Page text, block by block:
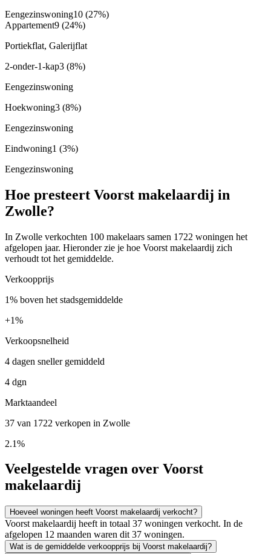
Eengezinswoning10 (27%)
Appartement9 (24%)
Portiekflat, Galerijflat
2-onder-1-kap3 (8%)
Eengezinswoning
Hoekwoning3 (8%)
Eengezinswoning
Eindwoning1 (3%)
Eengezinswoning
Hoe presteert Voorst makelaardij in
Zwolle?
In Zwolle verkochten 100 makelaars samen 1722 woningen het
afgelopen jaar. Hieronder zie je hoe Voorst makelaardij zich
verhoudt tot het gemiddelde.
Verkoopprijs
1% boven het stadsgemiddelde
+1%
Verkoopsnelheid
4 dagen sneller gemiddeld
4 dgn
Marktaandeel
37 van 1722 verkopen in Zwolle
2.1%
Veelgestelde vragen over Voorst
makelaardij
Hoeveel woningen heeft Voorst makelaardij verkocht?
Voorst makelaardij heeft in totaal 37 woningen verkocht. In de
afgelopen 12 maanden waren dit 37 woningen.
Wat is de gemiddelde verkoopprijs bij Voorst makelaardij?